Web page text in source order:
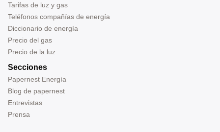
Tarifas de luz y gas
Teléfonos compañías de energía
Diccionario de energía
Precio del gas
Precio de la luz
Secciones
Papernest Energía
Blog de papernest
Entrevistas
Prensa